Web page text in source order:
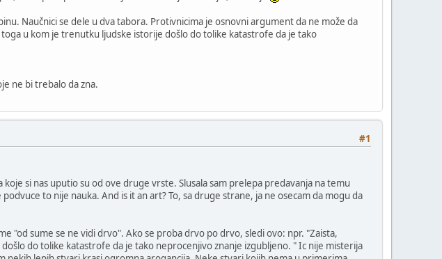
Naučnici se dele u dva tabora. Protivnicima je osnovni argument da ne može da
u kom je trenutku ljudske istorije došlo do tolike katastrofe da je tako
ne bi trebalo da zna.
#1
si nas uputio su od ove druge vrste. Slusala sam prelepa predavanja na temu
to nije nauka. And is it an art? To, sa druge strane, ja ne osecam da mogu da
"od sume se ne vidi drvo". Ako se proba drvo po drvo, sledi ovo: npr. "Zaista,
do tolike katastrofe da je tako neprocenjivo znanje izgubljeno. " Ic nije misterija